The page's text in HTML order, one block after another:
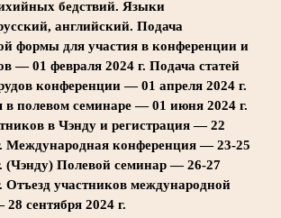
бедствий. Языки
английский. Подача
формы для участия в конференции и
— 01 февраля 2024 г. Подача статей
конференции — 01 апреля 2024 г.
в полевом семинаре — 01 июня 2024 г.
в Чэнду и регистрация — 22
Международная конференция — 23-25
(Чэнду) Полевой семинар — 26-27
Отъезд участников международной
сентября 2024 г.